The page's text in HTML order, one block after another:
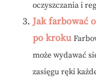
oczyszczania i
Jak farbować
po kroku
może wydawać
zasięgu ręki